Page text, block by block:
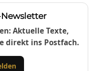
Aktuelle Texte,
direkt ins Postfach.